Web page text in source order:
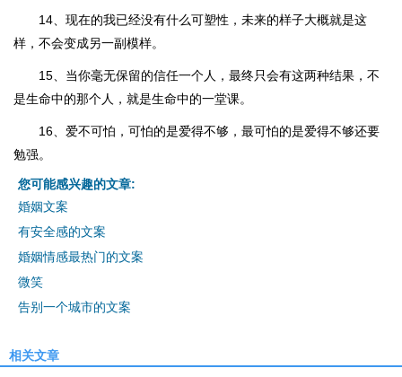
14、现在的我已经没有什么可塑性，未来的样子大概就是这
样，不会变成另一副模样。
15、当你毫无保留的信任一个人，最终只会有这两种结果，不
是生命中的那个人，就是生命中的一堂课。
16、爱不可怕，可怕的是爱得不够，最可怕的是爱得不够还要
勉强。
您可能感兴趣的文章:
婚姻文案
有安全感的文案
婚姻情感最热门的文案
微笑
告别一个城市的文案
相关文章